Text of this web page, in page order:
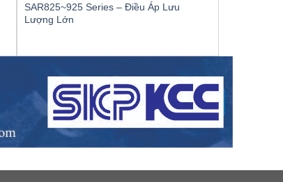
SAR825~925 Series – Điều Áp Lưu
Lượng Lớn